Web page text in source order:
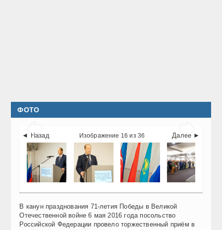
ФОТО
 
◄ Назад Далее ►
Изображение 16 из 36
В канун празднования 71-летия Победы в Великой
Отечественной войне 6 мая 2016 года посольство
Российской Федерации провело торжественный приём в